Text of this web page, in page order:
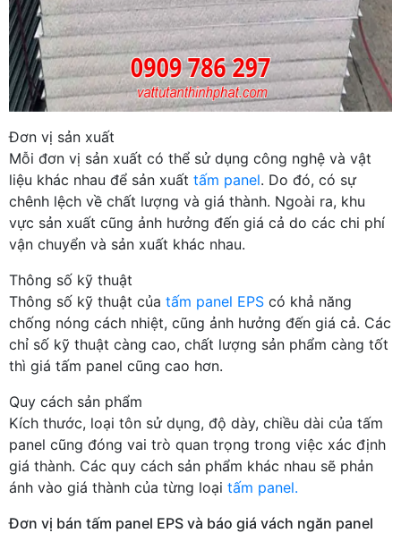
Đơn vị sản xuất
Mỗi đơn vị sản xuất có thể sử dụng công nghệ và vật
liệu khác nhau để sản xuất tấm panel. Do đó, có sự
chênh lệch về chất lượng và giá thành. Ngoài ra, khu
vực sản xuất cũng ảnh hưởng đến giá cả do các chi phí
vận chuyển và sản xuất khác nhau.
Thông số kỹ thuật
Thông số kỹ thuật của tấm panel EPS có khả năng
chống nóng cách nhiệt, cũng ảnh hưởng đến giá cả. Các
chỉ số kỹ thuật càng cao, chất lượng sản phẩm càng tốt
thì giá tấm panel cũng cao hơn.
Quy cách sản phẩm
Kích thước, loại tôn sử dụng, độ dày, chiều dài của tấm
panel cũng đóng vai trò quan trọng trong việc xác định
giá thành. Các quy cách sản phẩm khác nhau sẽ phản
ánh vào giá thành của từng loại tấm panel.
Đơn vị bán tấm panel EPS và báo giá vách ngăn panel